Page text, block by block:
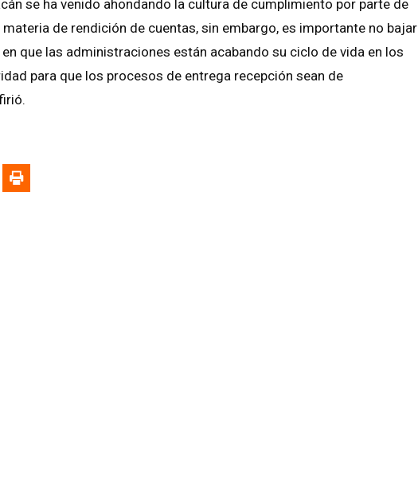
se ha venido ahondando la cultura de cumplimiento por parte de
de rendición de cuentas, sin embargo, es importante no bajar
que las administraciones están acabando su ciclo de vida en los
para que los procesos de entrega recepción sean de